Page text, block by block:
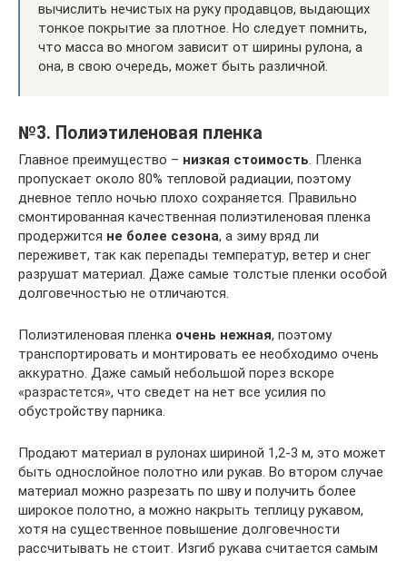
вычислить нечистых на руку продавцов, выдающих
тонкое покрытие за плотное. Но следует помнить,
что масса во многом зависит от ширины рулона, а
она, в свою очередь, может быть различной.
№3. Полиэтиленовая пленка
Главное преимущество – низкая стоимость. Пленка
пропускает около 80% тепловой радиации, поэтому
дневное тепло ночью плохо сохраняется. Правильно
смонтированная качественная полиэтиленовая пленка
продержится не более сезона, а зиму вряд ли
переживет, так как перепады температур, ветер и снег
разрушат материал. Даже самые толстые пленки особой
долговечностью не отличаются.
Полиэтиленовая пленка очень нежная, поэтому
транспортировать и монтировать ее необходимо очень
аккуратно. Даже самый небольшой порез вскоре
«разрастется», что сведет на нет все усилия по
обустройству парника.
Продают материал в рулонах шириной 1,2-3 м, это может
быть однослойное полотно или рукав. Во втором случае
материал можно разрезать по шву и получить более
широкое полотно, а можно накрыть теплицу рукавом,
хотя на существенное повышение долговечности
рассчитывать не стоит. Изгиб рукава считается самым